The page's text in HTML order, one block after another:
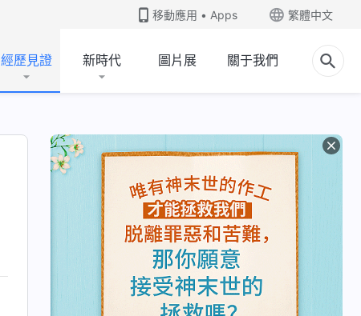
移動應用 • Apps 繁體中文
經歷見證 新時代 圖片展 關于我們